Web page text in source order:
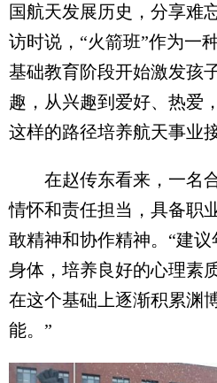
国航天发展历史，分享难
访时说，“火箭班”作为一
基础教育阶段开始激发孩
趣，从兴趣到爱好、热爱
这样的路径培养航天事业
在赵传东看来，一名合
情怀和责任担当，具备职
敢精神和协作精神。“建
身体，培养良好的心理素
在这个基础上逐渐积累渊
能。”